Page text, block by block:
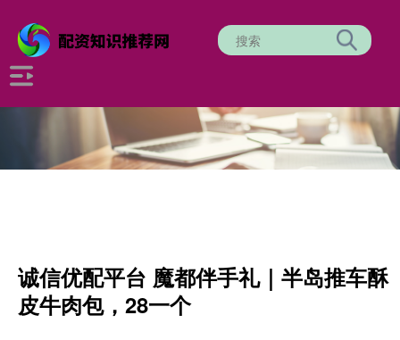
诚信优配平台 魔都伴手礼｜半岛推车酥
皮牛肉包，28一个